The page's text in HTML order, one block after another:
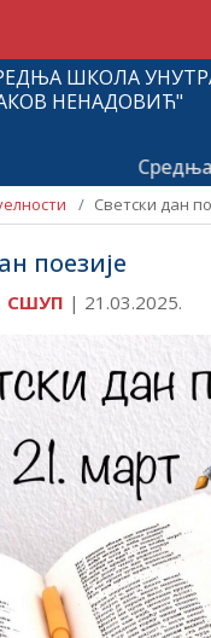
ШКОЛА
НЕНАДОВИЋ"
Средња
Светски дан
поезије
СШУП | 21.03.2025.